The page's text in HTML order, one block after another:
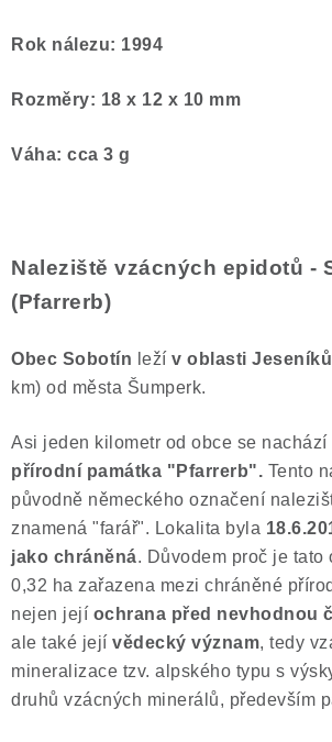
Rok nálezu: 1994
Rozměry: 18 x 12 x 10 mm
Váha: cca 3 g
Naleziště vzácných epidotů -
(Pfarrerb)
Obec Sobotín leží v oblasti Jeseníků
km) od města Šumperk.
Asi jeden kilometr od obce se nachází
přírodní památka "Pfarrerb". Tento
původně německého označení
znamená "farář". Lokalita byla
jako chráněná. Důvodem proč je tato
0,32 ha zařazena mezi chráněné
nejen její ochrana před nevhodnou
ale také její vědecký význam, tedy
mineralizace tzv. alpského typu s
druhů vzácných minerálů, především